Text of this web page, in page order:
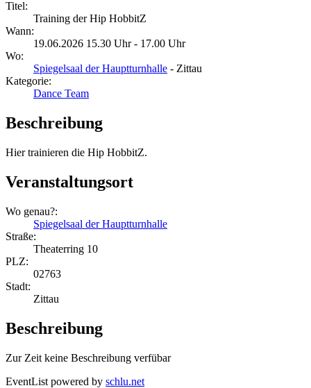
Titel:
Training der Hip HobbitZ
Wann:
19.06.2026 15.30 Uhr - 17.00 Uhr
Wo:
Spiegelsaal der Hauptturnhalle - Zittau
Kategorie:
Dance Team
Beschreibung
Hier trainieren die Hip HobbitZ.
Veranstaltungsort
Wo genau?:
Spiegelsaal der Hauptturnhalle
Straße:
Theaterring 10
PLZ:
02763
Stadt:
Zittau
Beschreibung
Zur Zeit keine Beschreibung verfübar
EventList powered by schlu.net